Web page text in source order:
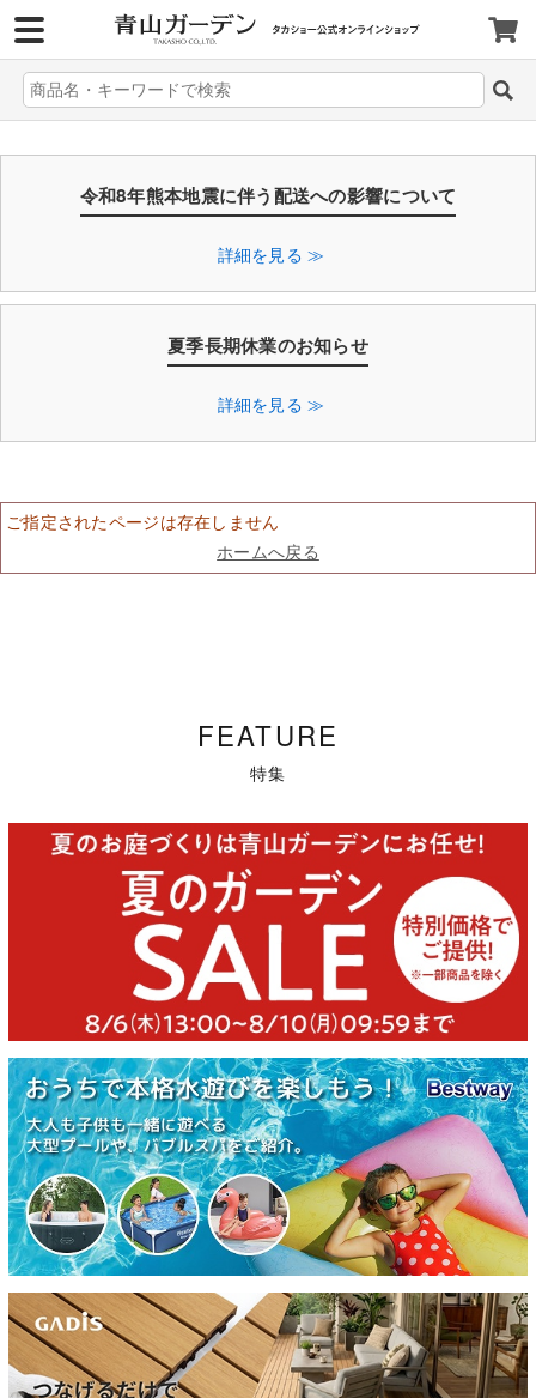
令和8年熊本地震に伴う配送への影響について
詳細を見る ≫
夏季長期休業のお知らせ
詳細を見る ≫
ご指定されたページは存在しません
ホームへ戻る
FEATURE
特集